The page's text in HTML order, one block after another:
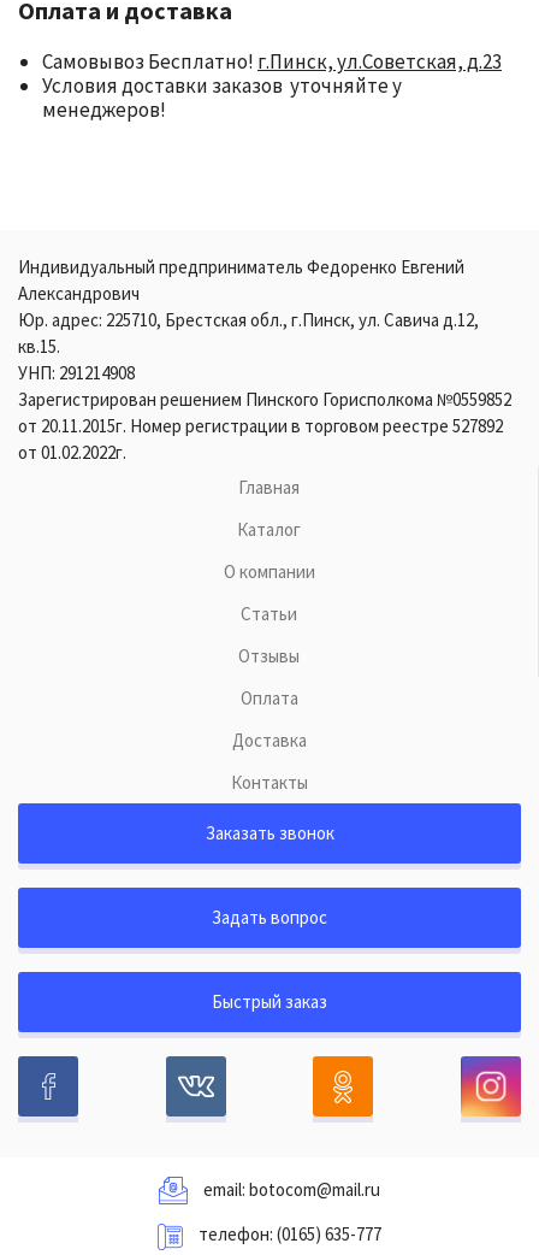
Оплата и доставка
Самовывоз Бесплатно! г.Пинск, ул.Советская, д.23
Условия доставки заказов уточняйте у
менеджеров!
Индивидуальный предприниматель Федоренко Евгений
Александрович
Юр. адрес: 225710, Брестская обл., г.Пинск, ул. Савича д.12,
кв.15.
УНП: 291214908
Зарегистрирован решением Пинского Горисполкома №0559852
от 20.11.2015г. Номер регистрации в торговом реестре 527892
от 01.02.2022г.
Главная
Каталог
О компании
Статьи
Отзывы
Оплата
Доставка
Контакты
Заказать звонок
Задать вопрос
Быстрый заказ
email: botocom@mail.ru
телефон: (0165) 635-777